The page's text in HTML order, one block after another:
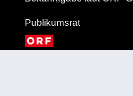
Publikumsrat